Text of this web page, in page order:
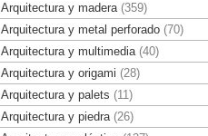
Arquitectura y madera(359)
Arquitectura y metal perforado(70)
Arquitectura y multimedia(40)
Arquitectura y origami (28)
Arquitectura y palets (11)
Arquitectura y piedra(26)